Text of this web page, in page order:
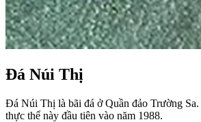
Đá Núi Thị
Đá Núi Thị là bãi đá ở Quần đảo Trường
thực thể này đầu tiên vào năm 1988.